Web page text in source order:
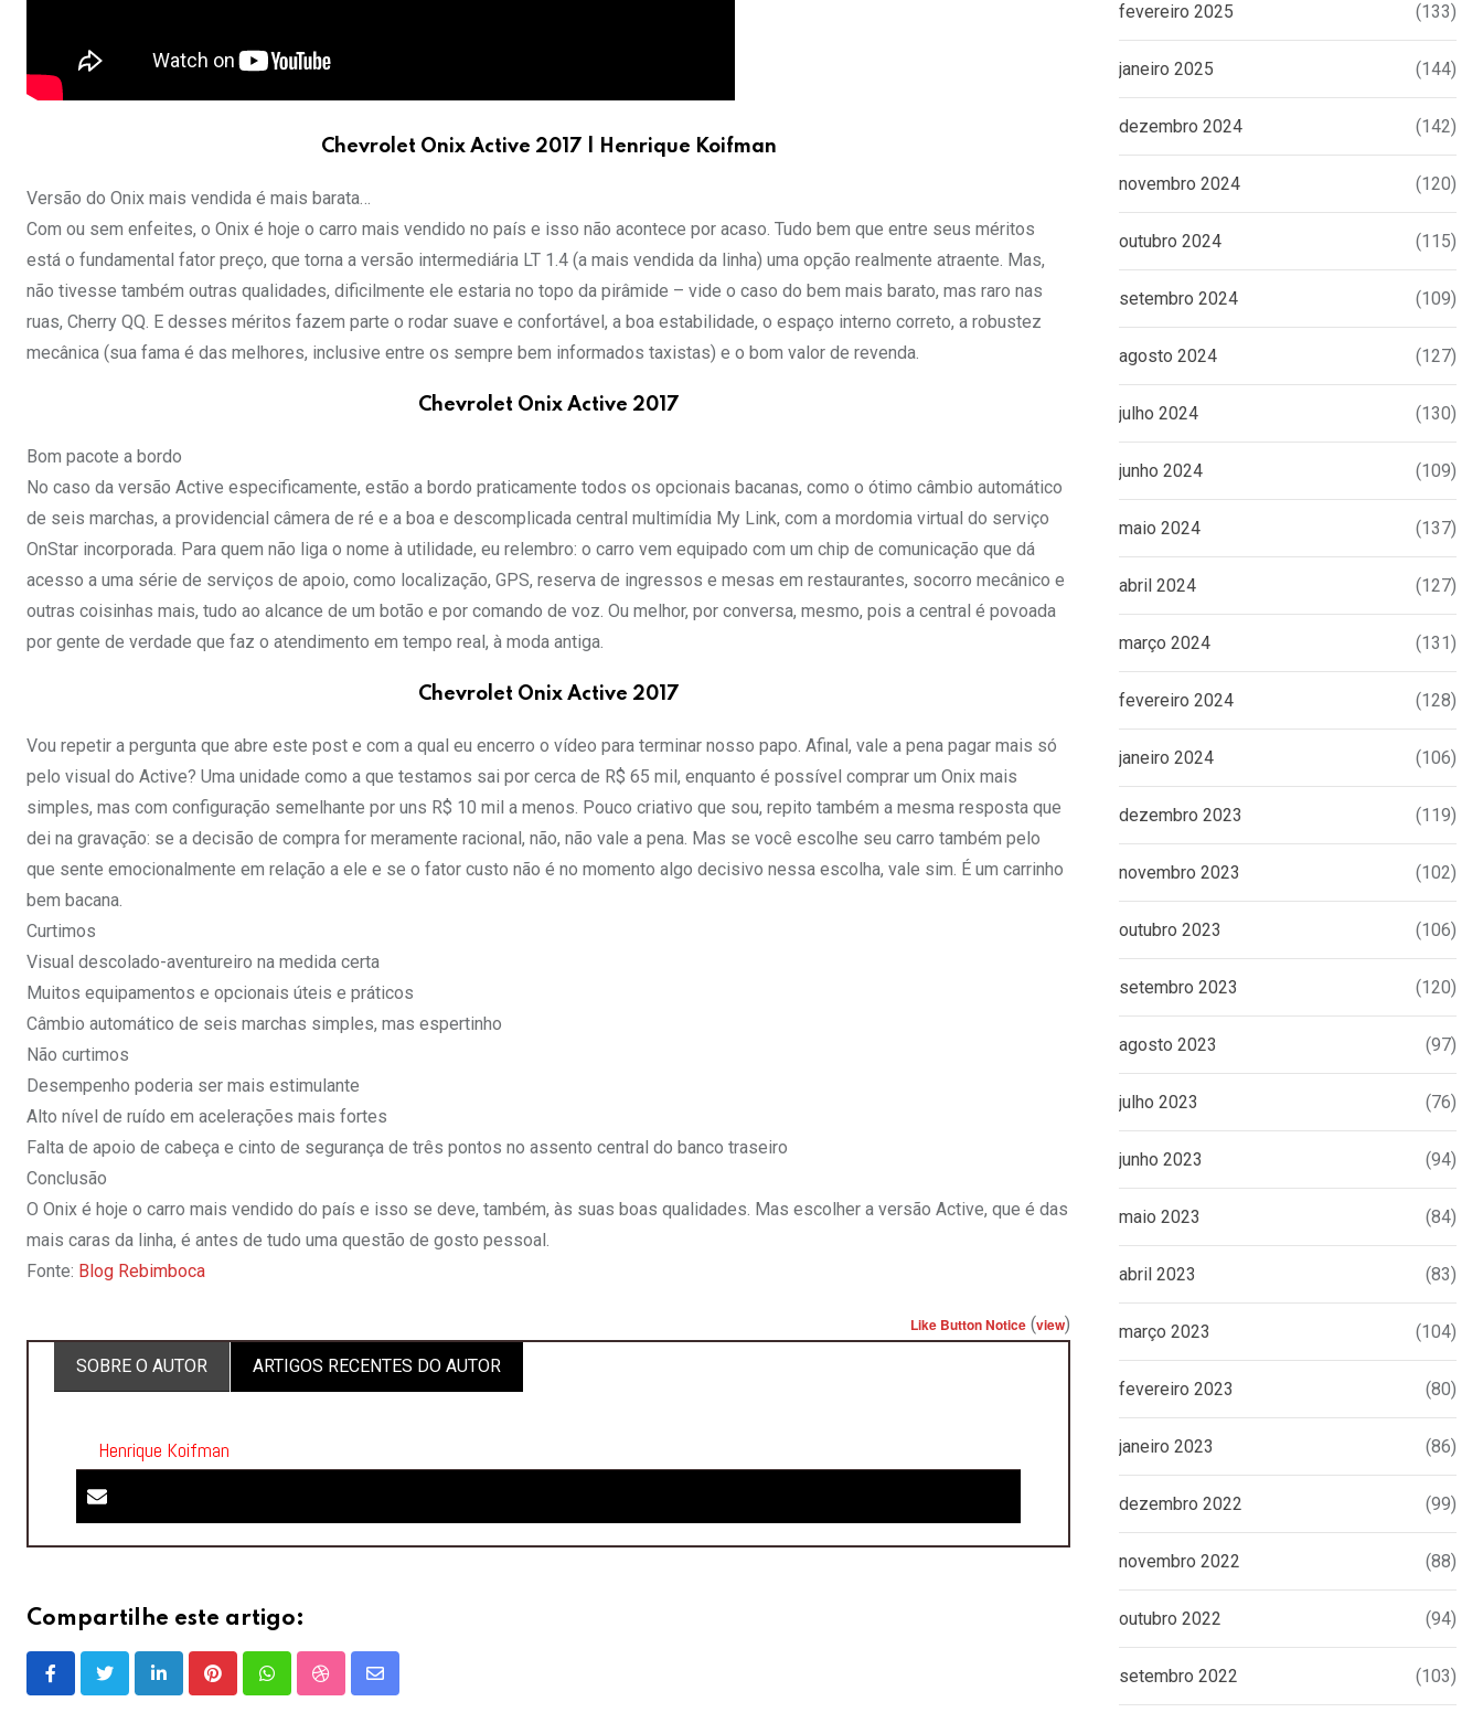
Chevrolet Onix Active 2017 | Henrique Koifman
Versão do Onix mais vendida é mais barata…
Com ou sem enfeites, o Onix é hoje o carro mais vendido no país e isso não acontece por acaso. Tudo bem que entre seus méritos
está o fundamental fator preço, que torna a versão intermediária LT 1.4 (a mais vendida da linha) uma opção realmente atraente. Mas,
não tivesse também outras qualidades, dificilmente ele estaria no topo da pirâmide – vide o caso do bem mais barato, mas raro nas
ruas, Cherry QQ. E desses méritos fazem parte o rodar suave e confortável, a boa estabilidade, o espaço interno correto, a robustez
mecânica (sua fama é das melhores, inclusive entre os sempre bem informados taxistas) e o bom valor de revenda.
Chevrolet Onix Active 2017
Bom pacote a bordo
No caso da versão Active especificamente, estão a bordo praticamente todos os opcionais bacanas, como o ótimo câmbio automático
de seis marchas, a providencial câmera de ré e a boa e descomplicada central multimídia My Link, com a mordomia virtual do serviço
OnStar incorporada. Para quem não liga o nome à utilidade, eu relembro: o carro vem equipado com um chip de comunicação que dá
acesso a uma série de serviços de apoio, como localização, GPS, reserva de ingressos e mesas em restaurantes, socorro mecânico e
outras coisinhas mais, tudo ao alcance de um botão e por comando de voz. Ou melhor, por conversa, mesmo, pois a central é povoada
por gente de verdade que faz o atendimento em tempo real, à moda antiga.
Chevrolet Onix Active 2017
Vou repetir a pergunta que abre este post e com a qual eu encerro o vídeo para terminar nosso papo. Afinal, vale a pena pagar mais só
pelo visual do Active? Uma unidade como a que testamos sai por cerca de R$ 65 mil, enquanto é possível comprar um Onix mais
simples, mas com configuração semelhante por uns R$ 10 mil a menos. Pouco criativo que sou, repito também a mesma resposta que
dei na gravação: se a decisão de compra for meramente racional, não, não vale a pena. Mas se você escolhe seu carro também pelo
que sente emocionalmente em relação a ele e se o fator custo não é no momento algo decisivo nessa escolha, vale sim. É um carrinho
bem bacana.
Curtimos
Visual descolado-aventureiro na medida certa
Muitos equipamentos e opcionais úteis e práticos
Câmbio automático de seis marchas simples, mas espertinho
Não curtimos
Desempenho poderia ser mais estimulante
Alto nível de ruído em acelerações mais fortes
Falta de apoio de cabeça e cinto de segurança de três pontos no assento central do banco traseiro
Conclusão
O Onix é hoje o carro mais vendido do país e isso se deve, também, às suas boas qualidades. Mas escolher a versão Active, que é das
mais caras da linha, é antes de tudo uma questão de gosto pessoal.
Fonte: Blog Rebimboca
Like Button Notice (view)
SOBRE O AUTOR
ARTIGOS RECENTES DO AUTOR
Henrique Koifman
Compartilhe este artigo:
LinkedInPinterestWhatsappStumbleUpon
Share
fevereiro 2025 (133)
janeiro 2025 (144)
dezembro 2024 (142)
novembro 2024 (120)
outubro 2024 (115)
setembro 2024 (109)
agosto 2024 (127)
julho 2024 (130)
junho 2024 (109)
maio 2024 (137)
abril 2024 (127)
março 2024 (131)
fevereiro 2024 (128)
janeiro 2024 (106)
dezembro 2023 (119)
novembro 2023 (102)
outubro 2023 (106)
setembro 2023 (120)
agosto 2023 (97)
julho 2023 (76)
junho 2023 (94)
maio 2023 (84)
abril 2023 (83)
março 2023 (104)
fevereiro 2023 (80)
janeiro 2023 (86)
dezembro 2022 (99)
novembro 2022 (88)
outubro 2022 (94)
setembro 2022 (103)